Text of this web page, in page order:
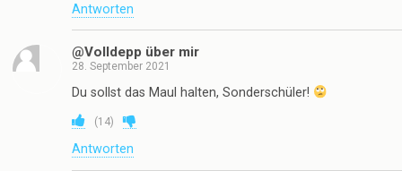
Antworten
@Volldepp über mir
28. September 2021
Du sollst das Maul halten, Sonderschüler!
(14)
Antworten